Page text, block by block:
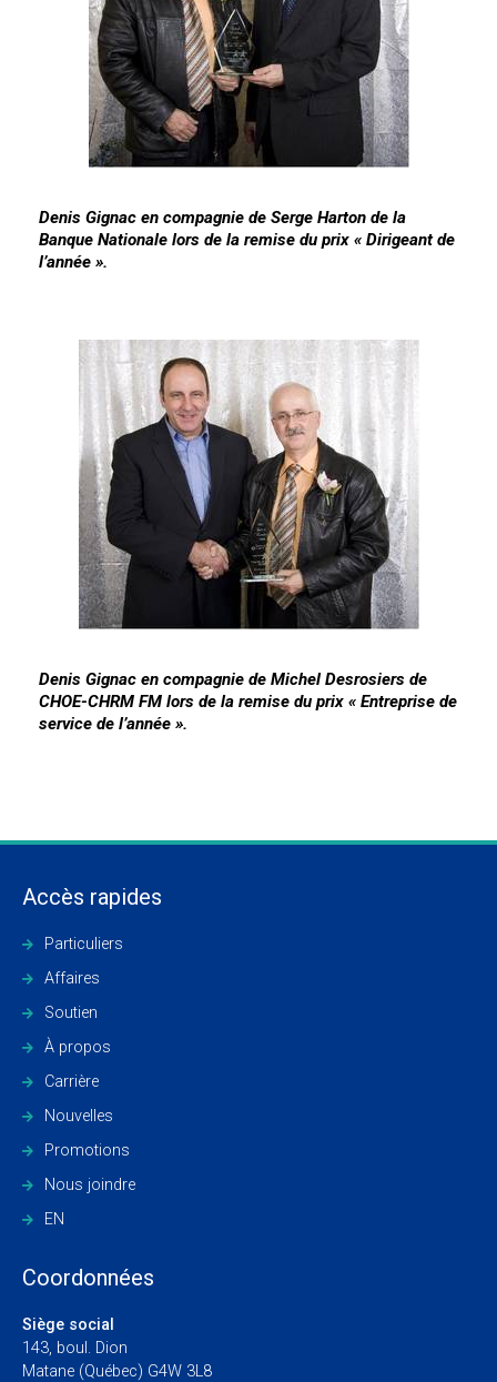
Denis Gignac en compagnie de Serge Harton de la
Banque Nationale lors de la remise du prix « Dirigeant de
l’année ».
Denis Gignac en compagnie de Michel Desrosiers de
CHOE-CHRM FM lors de la remise du prix « Entreprise de
service de l’année ».
Accès rapides
Particuliers
Affaires
Soutien
À propos
Carrière
Nouvelles
Promotions
Nous joindre
EN
Coordonnées
Siège social
143, boul. Dion
Matane (Québec) G4W 3L8